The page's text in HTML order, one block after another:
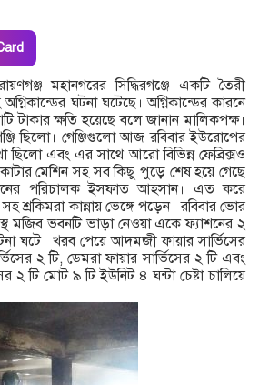
মহানগরের সিদ্ধিরগঞ্জে একটি তৈরী
ঘটনা ঘটেছে। অগ্নিকান্ডের কারনে
টাকার ক্ষতি হয়েছে বলে জানান মালিকপক্ষ।
ছিলো। গেঞ্জিগুলো আজ রবিবার ইউরোপের
ছিলো এবং এর সাথে আরো বিভিন্ন ফেব্রিক্সও
মেশিন সহ সব কিছু পুড়ে শেষ হয়ে গেছে
পরিচালক ইসফাত আহসান। এত করে
শ্রকিমরা কান্নায় ভেঙ্গে পড়েন। রবিবার ভোর
মজিব ভবনটি ভাড়া নেওয়া একে ফ্যাশনের ২
ঘটে। খরব পেয়ে আদমজী ফায়ার সার্ভিসের
২ টি, ডেমরা ফায়ার সার্ভিসের ২ টি এবং
২ টি মোট ৯ টি ইউনিট ৪ ঘন্টা চেষ্টা চালিয়ে
আনে।